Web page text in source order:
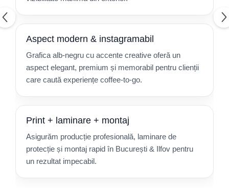
Aspect modern & instagramabil
Grafica alb-negru cu accente creative oferă un
aspect elegant, premium și memorabil pentru clienții
care caută experiențe coffee-to-go.
Print + laminare + montaj
Asigurăm producție profesională, laminare de
protecție și montaj rapid în București & Ilfov pentru
un rezultat impecabil.